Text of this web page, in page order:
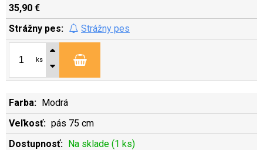
35,90 €
Strážny pes
ks
Modrá
pás 75 cm
Na sklade (1 ks)